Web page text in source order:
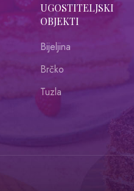
UGOSTITELJSKI
OBJEKTI
Bijeljina
Brčko
Tuzla